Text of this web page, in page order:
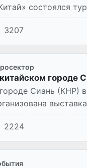
состоялся
в сфер...
3207
городе
Сиань (КНР)
2224